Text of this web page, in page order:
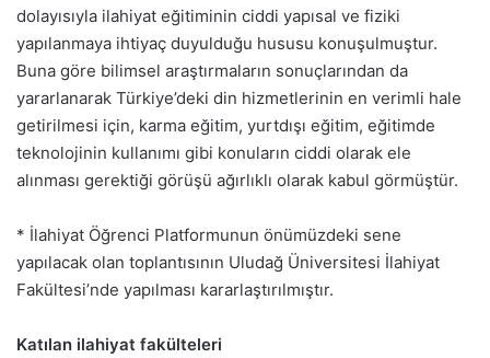
dolayısıyla ilahiyat eğitiminin ciddi yapısal ve fiziki
yapılanmaya ihtiyaç duyulduğu hususu konuşulmuştur.
Buna göre bilimsel araştırmaların sonuçlarından da
yararlanarak Türkiye’deki din hizmetlerinin en verimli hale
getirilmesi için, karma eğitim, yurtdışı eğitim, eğitimde
teknolojinin kullanımı gibi konuların ciddi olarak ele
alınması gerektiği görüşü ağırlıklı olarak kabul görmüştür.
* İlahiyat Öğrenci Platformunun önümüzdeki sene
yapılacak olan toplantısının Uludağ Üniversitesi İlahiyat
Fakültesi’nde yapılması kararlaştırılmıştır.
Katılan ilahiyat fakülteleri